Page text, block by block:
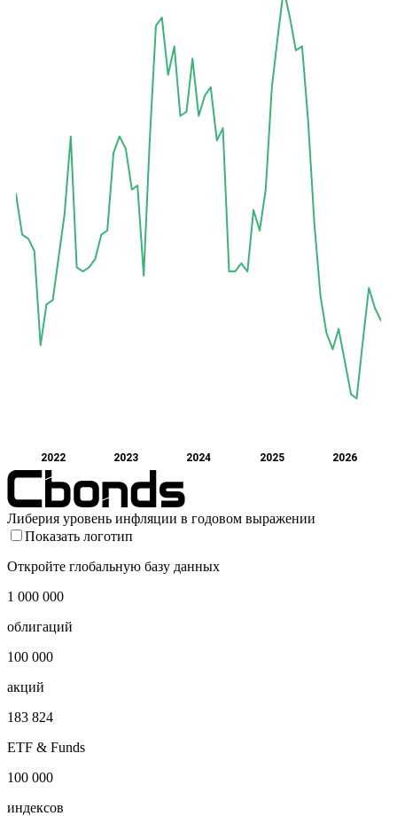
2022 2023 2024 2025 2026
Либерия уровень инфляции в годовом выражении
Показать логотип
Откройте глобальную базу данных
1 000 000
облигаций
100 000
акций
183 824
ETF & Funds
100 000
индексов